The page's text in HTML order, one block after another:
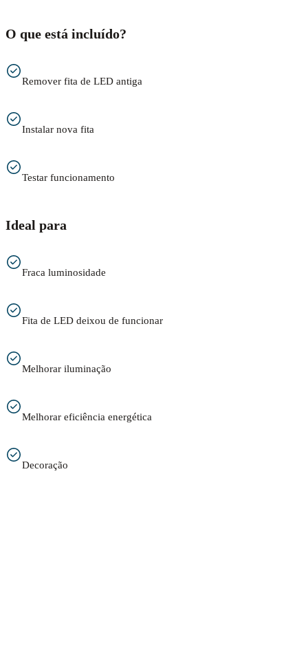
O que está incluído?
Remover fita de LED antiga
Instalar nova fita
Testar funcionamento
Ideal para
Fraca luminosidade
Fita de LED deixou de funcionar
Melhorar iluminação
Melhorar eficiência energética
Decoração